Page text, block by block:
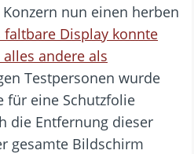
nun einen herben
faltbare Display konnte
andere als
Testpersonen wurde
für eine Schutzfolie
die Entfernung dieser
gesamte Bildschirm